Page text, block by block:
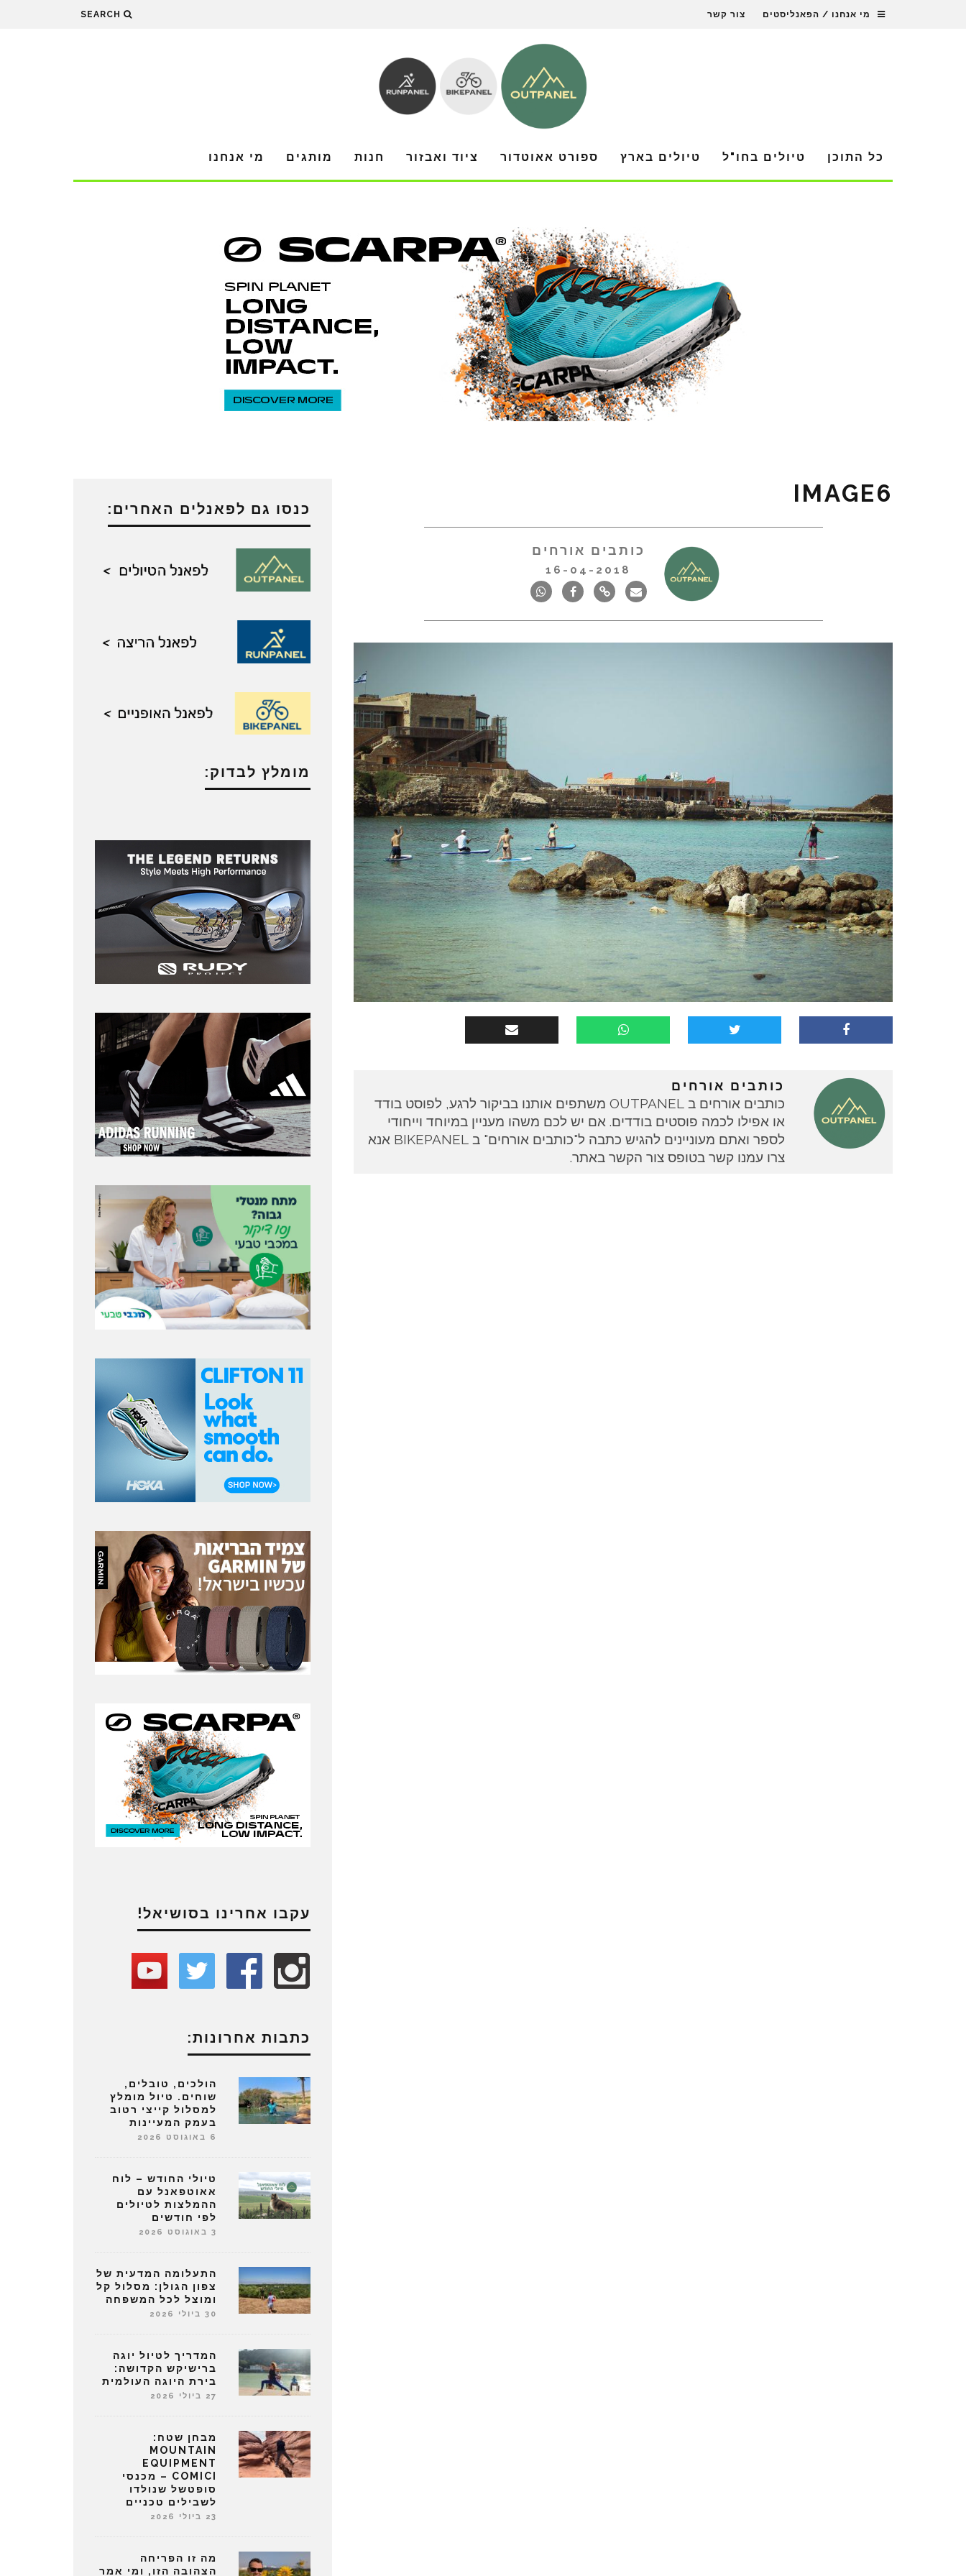
מי אנחנו / הפאנליסטים צור קשר SEARCH
כל התוכן טיולים בחו"ל טיולים בארץ ספורט אאוטדור ציוד ואבזור חנות מותגים מי אנחנו
IMAGE6
כותבים אורחים
16-04-2018
כותבים אורחים
כותבים אורחים ב OUTPANEL משתפים אותנו בביקור לרגע, לפוסט בודד
או אפילו לכמה פוסטים בודדים. אם יש לכם משהו מעניין במיוחד וייחודי
לספר ואתם מעוניינים להגיש כתבה ל"כותבים אורחים" ב BIKEPANEL אנא
צרו עמנו קשר בטופס צור הקשר באתר.
כנסו גם לפאנלים האחרים:
מומלץ לבדוק:
עקבו אחרינו בסושיאל!
כתבות אחרונות:
הולכים, טובלים,
שוחים. טיול מומלץ
למסלול קייצי רטוב
בעמק המעיינות
6 באוגוסט 2026
טיולי החודש – לוח
אאוטפאנל עם
ההמלצות לטיולים
לפי חודשים
3 באוגוסט 2026
התעלומה המדעית של
צפון הגולן: מסלול קל
ומוצל לכל המשפחה
30 ביולי 2026
המדריך לטיול יוגה
ברישיקש הקדושה:
בירת היוגה העולמית
27 ביולי 2026
מבחן שטח:
MOUNTAIN
EQUIPMENT
COMICI – מכנסי
סופטשל שנולדו
לשבילים טכניים
23 ביולי 2026
מה זו הפריחה
הצהובה הזו, ומי אמר